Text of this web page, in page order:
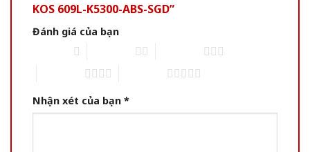
KOS 609L-K5300-ABS-SGD”
Đánh giá của bạn
Nhận xét của bạn *